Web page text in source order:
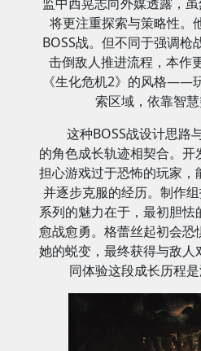
将更注重探索与策略性。
BOSS战。但不同于强调枪
击倒敌人推进流程，本作
《生化危机2》的风格——
索区域，依靠智
这种BOSS战设计思路
的角色成长轨迹相契合。
担心游戏过于恐怖的玩家，
并逐步克服的经历。制作
系列的魅力在于，最初胆怯
愈战愈勇。格蕾丝起初会
她的蜕变，最终获得与敌
同体验这段成长历程